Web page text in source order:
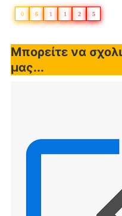
0 6 1 1 2 5
Μπορείτε να
μας...